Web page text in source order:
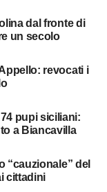
dal fronte di
un secolo
revocati i
pupi siciliani:
a Biancavilla
“cauzionale” del
cittadini